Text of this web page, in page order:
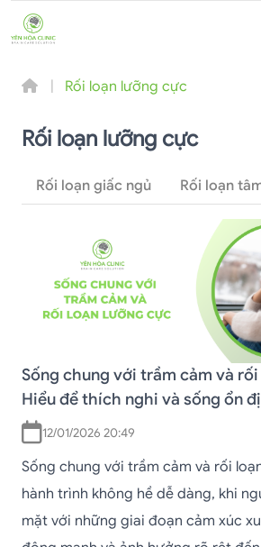
Rối loạn lưỡng cực
Rối loạn lưỡng cực
Rối loạn giấc ngủ Rối loạn
Sống chung với trầm cảm và
Hiểu để thích nghi và sống ổn
12/01/2026 20:49
Sống chung với trầm cảm và rối
hành trình không hề dễ dàng, khi
mặt với những giai đoạn cảm xúc